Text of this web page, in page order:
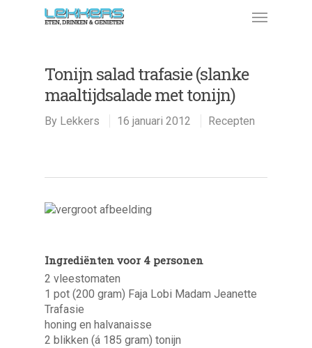
Tonijn salad trafasie (slanke
maaltijdsalade met tonijn)
By Lekkers 16 januari 2012 Recepten
Ingrediënten voor 4 personen
2 vleestomaten
1 pot (200 gram) Faja Lobi Madam Jeanette
Trafasie
honing en halvanaisse
2 blikken (á 185 gram) tonijn